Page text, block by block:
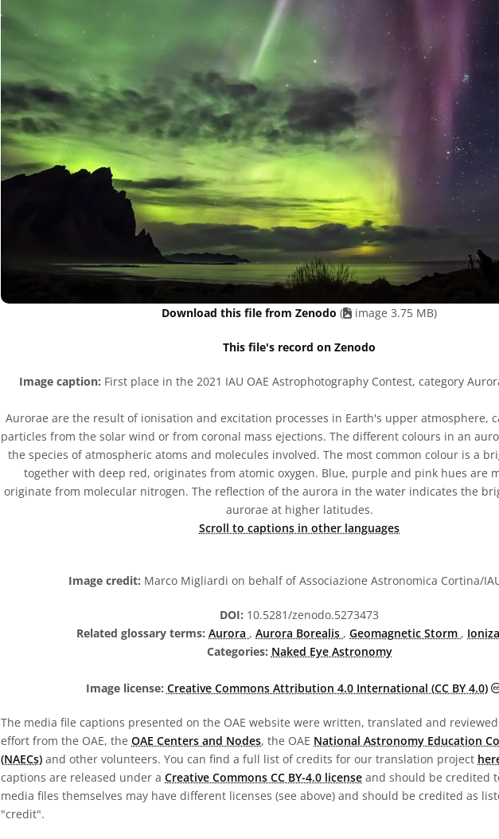
Download this file from Zenodo ( image 3.75 MB)
This file's record on Zenodo
Image caption: First place in the 2021 IAU OAE Astrophotography Contest, category
Aurorae are the result of ionisation and excitation processes in Earth's upper atmosphere,
particles from the solar wind or from coronal mass ejections. The different colours in an
the species of atmospheric atoms and molecules involved. The most common colour is a
together with deep red, originates from atomic oxygen. Blue, purple and pink hues are
originate from molecular nitrogen. The reflection of the aurora in the water indicates the
aurorae at higher latitudes.
Scroll to captions in other languages
Image credit: Marco Migliardi on behalf of Associazione Astronomica Cortina/
DOI: 10.5281/zenodo.5273473
Related glossary terms: Aurora , Aurora Borealis , Geomagnetic Storm ,
Categories: Naked Eye Astronomy
Image license: Creative Commons Attribution 4.0 International (CC BY 4.0)
The media file captions presented on the OAE website were written, translated and
effort from the OAE, the OAE Centers and Nodes, the OAE National Astronomy Education
(NAECs) and other volunteers. You can find a full list of credits for our translation project
captions are released under a Creative Commons CC BY-4.0 license and should be credited
media files themselves may have different licenses (see above) and should be credited as
"credit".